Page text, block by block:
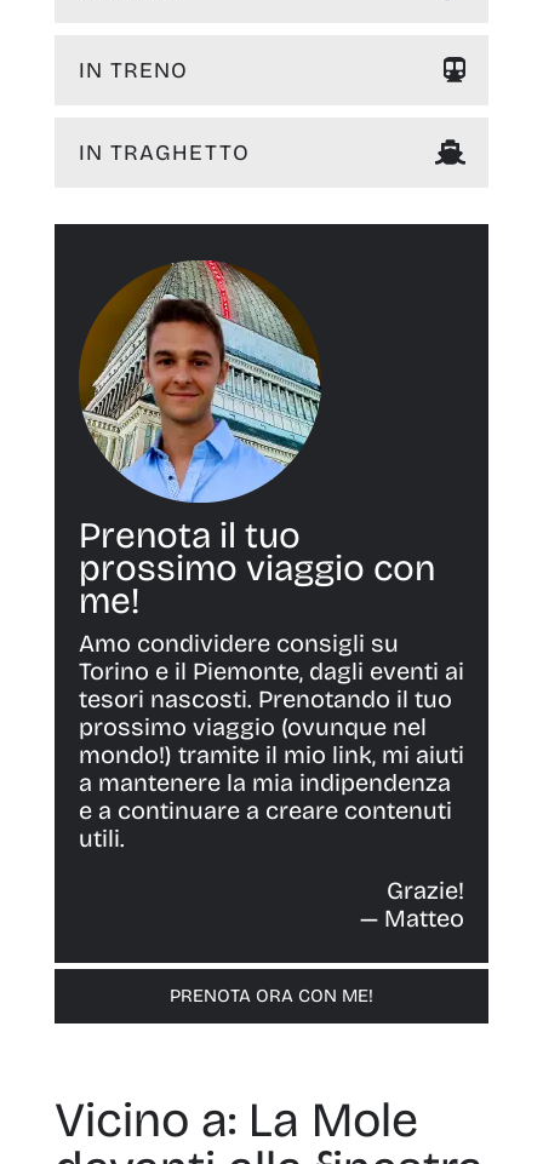
IN TRENO
IN TRAGHETTO
Prenota il tuo
prossimo viaggio con
me!
Amo condividere consigli su
Torino e il Piemonte, dagli eventi ai
tesori nascosti. Prenotando il tuo
prossimo viaggio (ovunque nel
mondo!) tramite il mio link, mi aiuti
a mantenere la mia indipendenza
e a continuare a creare contenuti
utili.
Grazie!
— Matteo
PRENOTA ORA CON ME!
Vicino a: La Mole